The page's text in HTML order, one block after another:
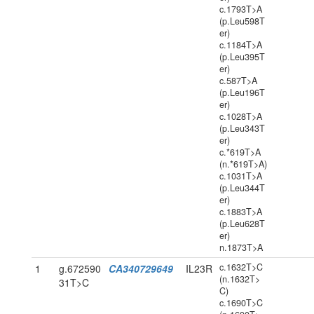
c.1793T>A
(p.Leu598T
er)
c.1184T>A
(p.Leu395T
er)
c.587T>A
(p.Leu196T
er)
c.1028T>A
(p.Leu343T
er)
c.*619T>A
(n.*619T>A)
c.1031T>A
(p.Leu344T
er)
c.1883T>A
(p.Leu628T
er)
n.1873T>A
1
g.672590
31T>C
CA340729649 IL23R c.1632T>C
(n.1632T>
C)
c.1690T>C